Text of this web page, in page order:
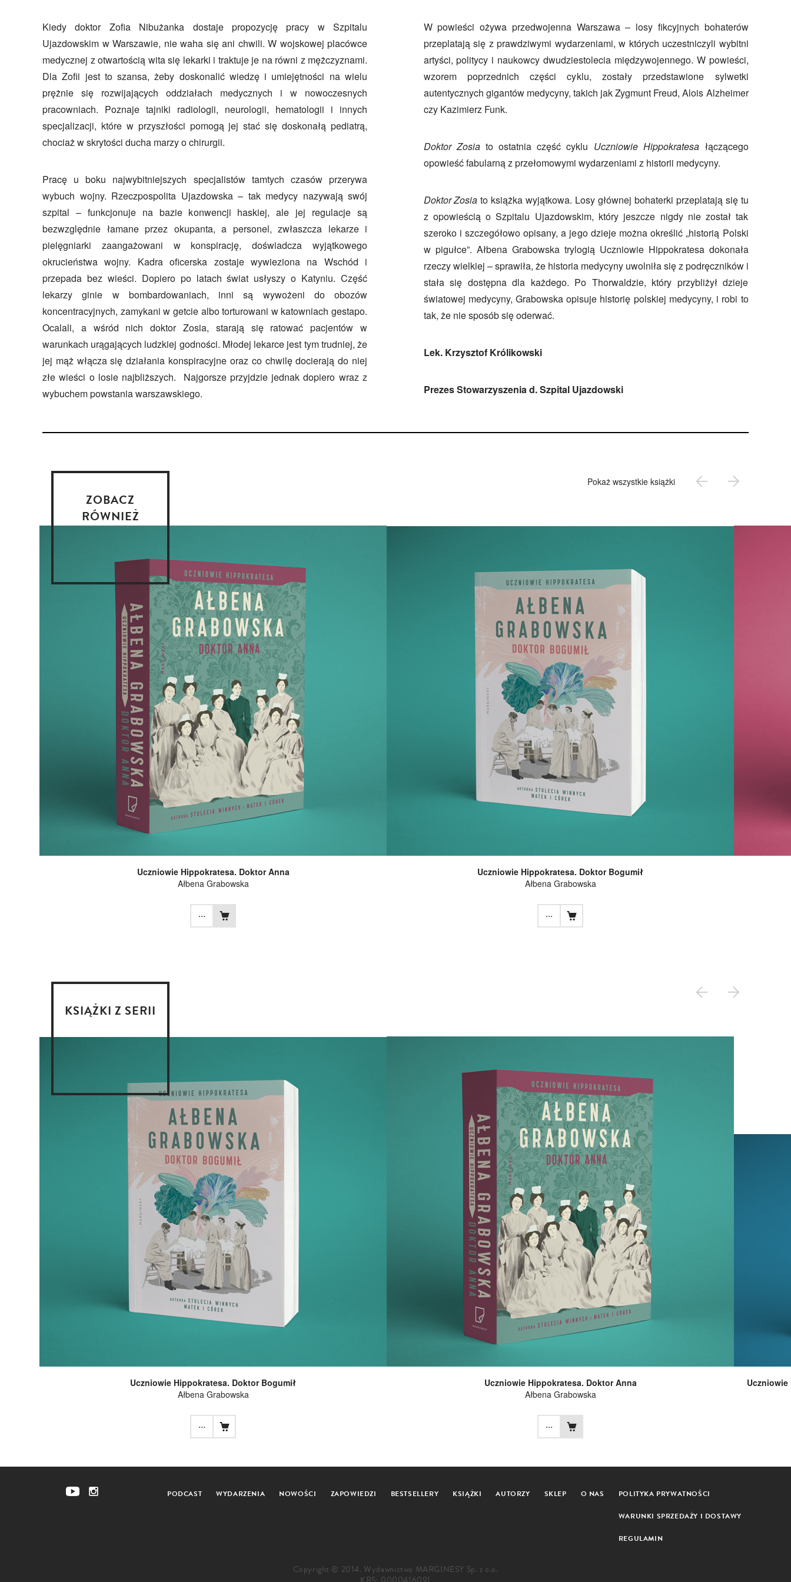
Kiedy doktor Zofia Nibużanka dostaje propozycję pracy w Szpitalu
Ujazdowskim w Warszawie, nie waha się ani chwili. W wojskowej placówce
medycznej z otwartością wita się lekarki i traktuje je na równi z mężczyznami.
Dla Zofii jest to szansa, żeby doskonalić wiedzę i umiejętności na wielu
prężnie się rozwijających oddziałach medycznych i w nowoczesnych
pracowniach. Poznaje tajniki radiologii, neurologii, hematologii i innych
specjalizacji, które w przyszłości pomogą jej stać się doskonałą pediatrą,
chociaż w skrytości ducha marzy o chirurgii.
Pracę u boku najwybitniejszych specjalistów tamtych czasów przerywa
wybuch wojny. Rzeczpospolita Ujazdowska – tak medycy nazywają swój
szpital – funkcjonuje na bazie konwencji haskiej, ale jej regulacje są
bezwzględnie łamane przez okupanta, a personel, zwłaszcza lekarze i
pielęgniarki zaangażowani w konspirację, doświadcza wyjątkowego
okrucieństwa wojny. Kadra oficerska zostaje wywieziona na Wschód i
przepada bez wieści. Dopiero po latach świat usłyszy o Katyniu. Część
lekarzy ginie w bombardowaniach, inni są wywożeni do obozów
koncentracyjnych, zamykani w getcie albo torturowani w katowniach gestapo.
Ocalali, a wśród nich doktor Zosia, starają się ratować pacjentów w
warunkach urągających ludzkiej godności. Młodej lekarce jest tym trudniej, że
jej mąż włącza się działania konspiracyjne oraz co chwilę docierają do niej
złe wieści o losie najbliższych. Najgorsze przyjdzie jednak dopiero wraz z
wybuchem powstania warszawskiego.
W powieści ożywa przedwojenna Warszawa – losy fikcyjnych bohaterów
przeplatają się z prawdziwymi wydarzeniami, w których uczestniczyli wybitni
artyści, politycy i naukowcy dwudziestolecia międzywojennego. W powieści,
wzorem poprzednich części cyklu, zostały przedstawione sylwetki
autentycznych gigantów medycyny, takich jak Zygmunt Freud, Alois Alzheimer
czy Kazimierz Funk.
Doktor Zosiato ostatnia część cyklu Uczniowie Hippokratesałączącego
opowieść fabularną z przełomowymi wydarzeniami z historii medycyny.
Doktor Zosiato książka wyjątkowa. Losy głównej bohaterki przeplatają się tu
z opowieścią o Szpitalu Ujazdowskim, który jeszcze nigdy nie został tak
szeroko i szczegółowo opisany, a jego dzieje można określić „historią Polski
w pigułce”. Ałbena Grabowska trylogią Uczniowie Hippokratesa dokonała
rzeczy wielkiej – sprawiła, że historia medycyny uwolniła się z podręczników i
stała się dostępna dla każdego. Po Thorwaldzie, który przybliżył dzieje
światowej medycyny, Grabowska opisuje historię polskiej medycyny, i robi to
tak, że nie sposób się oderwać.
Lek. Krzysztof Królikowski
Prezes Stowarzyszenia d. Szpital Ujazdowski
ZOBACZ
RÓWNIEŻ
Pokaż wszystkie książki
Uczniowie Hippokratesa. Doktor Anna
Ałbena Grabowska
...
Uczniowie Hippokratesa. Doktor Bogumił
Ałbena Grabowska
...
KSIĄŻKI Z SERII
Uczniowie Hippokratesa. Doktor Bogumił
Ałbena Grabowska
...
Uczniowie Hippokratesa. Doktor Anna
Ałbena Grabowska
...
PODCAST WYDARZENIA NOWOŚCI ZAPOWIEDZI BESTSELLERY KSIĄŻKI AUTORZY SKLEP O NAS POLITYKA PRYWATNOŚCI
WARUNKI SPRZEDAŻY I DOSTAWY
REGULAMIN
Copyright © 2014. Wydawnictwo MARGINESY Sp. z o.o.